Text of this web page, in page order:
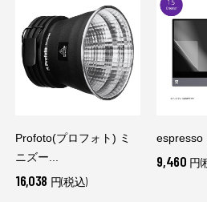
Profoto(プロフォト) ミ
ニズー...
16,038 円(税込)
espresso
9,460 円(